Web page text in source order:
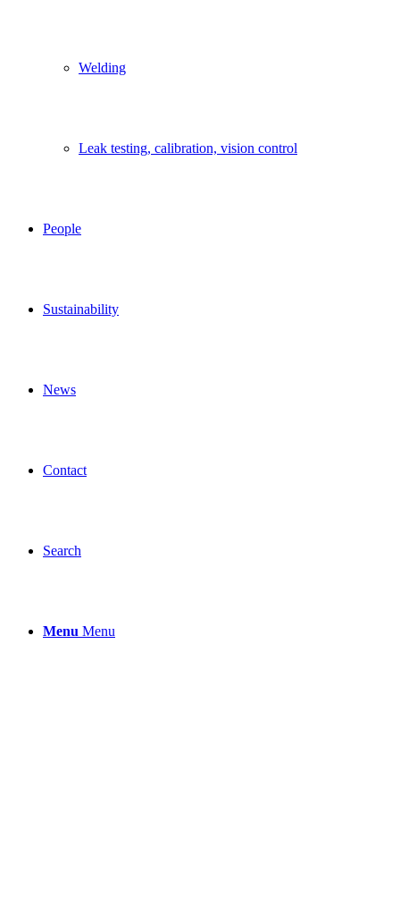
Welding
Leak testing, calibration, vision control
People
Sustainability
News
Contact
Search
Menu Menu